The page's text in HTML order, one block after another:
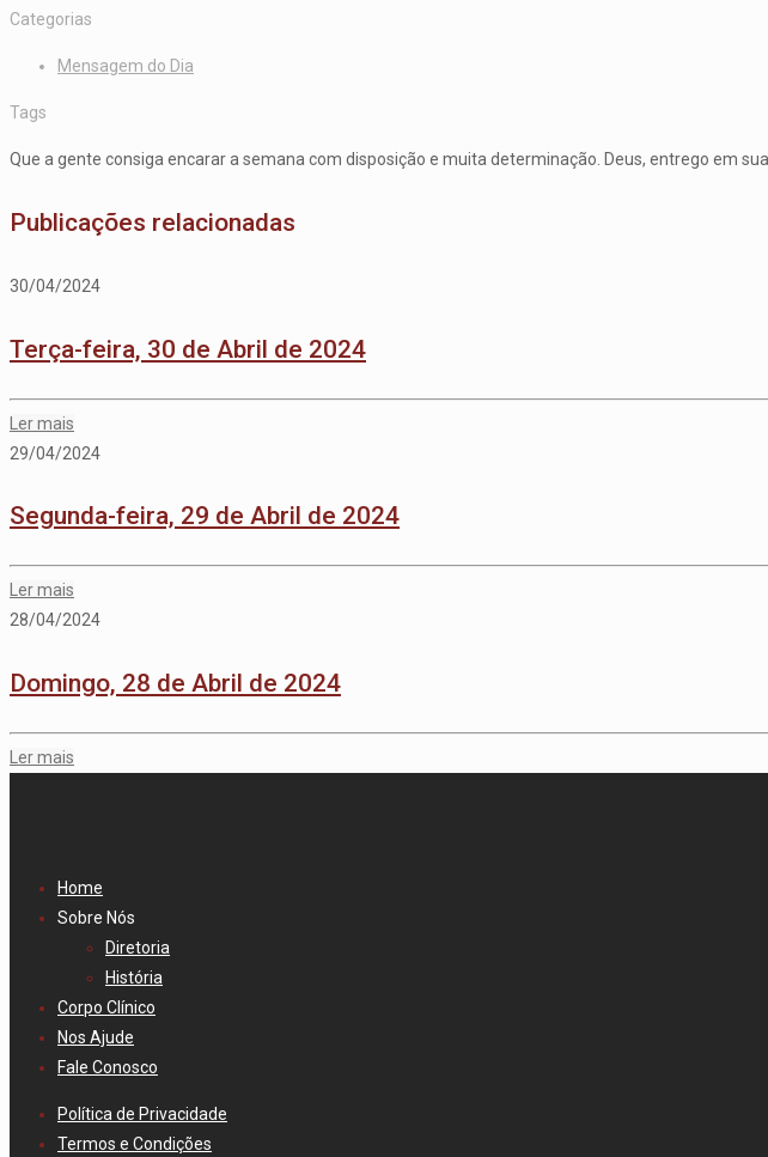
Categorias
Mensagem do Dia
Tags
Que a gente consiga encarar a semana com disposição e muita determinação. Deus, entrego em
Publicações relacionadas
30/04/2024
Terça-feira, 30 de Abril de 2024
Ler mais
29/04/2024
Segunda-feira, 29 de Abril de 2024
Ler mais
28/04/2024
Domingo, 28 de Abril de 2024
Ler mais
Home
Sobre Nós
Diretoria
História
Corpo Clínico
Nos Ajude
Fale Conosco
Política de Privacidade
Termos e Condições